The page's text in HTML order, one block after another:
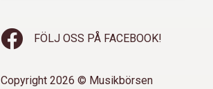
FÖLJ OSS PÅ FACEBOOK!
Copyright 2026 © Musikbörsen